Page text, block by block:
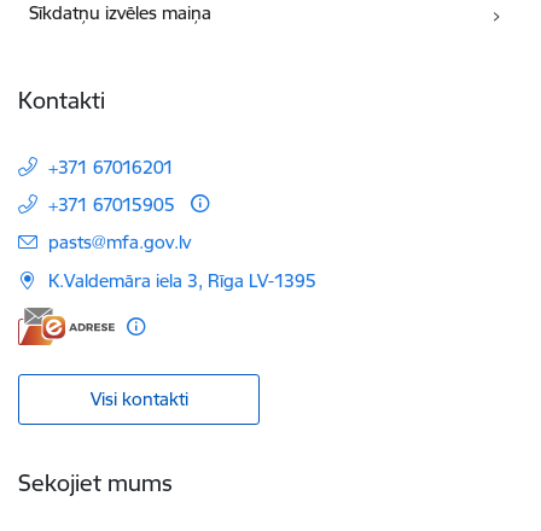
Sīkdatņu izvēles maiņa
Kontakti
+371 67016201
+371 67015905
E-pasts:
pasts@mfa.gov.lv
K.Valdemāra iela 3, Rīga LV-1395
Visi kontakti
Sekojiet mums